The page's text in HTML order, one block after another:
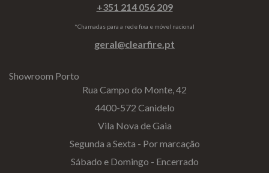
+351 214 056 209
*Chamadas para a rede fixa e móvel nacional
geral@clearfire.pt
Showroom Porto
Rua Campo do Monte, 42
4400-572 Canidelo
Vila Nova de Gaia
Segunda a Sexta - Por marcação
Sábado e Domingo - Encerrado